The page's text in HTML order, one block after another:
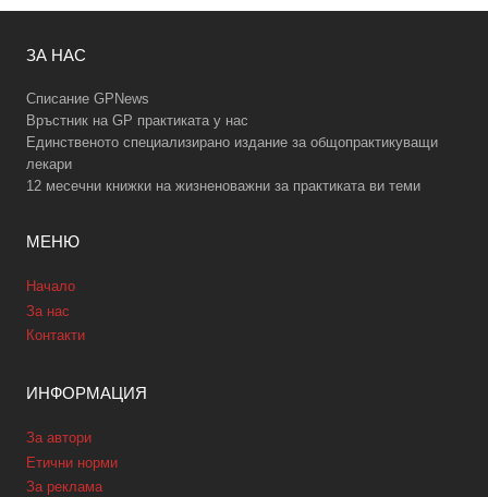
ЗА НАС
Списание GPNews
Връстник на GP практиката у нас
Единственото специализирано издание за общопрактикуващи
лекари
12 месечни книжки на жизненоважни за практиката ви теми
МЕНЮ
Начало
За нас
Контакти
ИНФОРМАЦИЯ
За автори
Етични норми
За реклама